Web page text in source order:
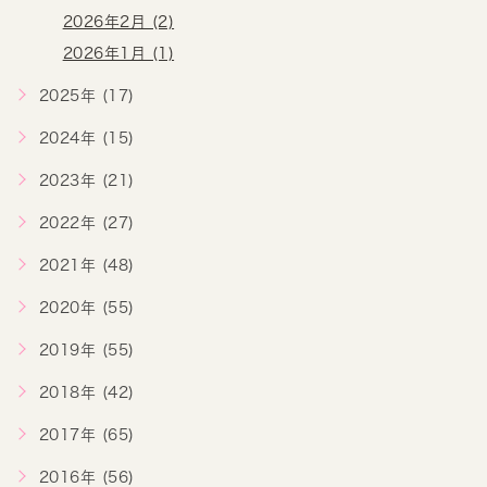
2026年2月 (2)
2026年1月 (1)
2025年 (17)
2024年 (15)
2023年 (21)
2022年 (27)
2021年 (48)
2020年 (55)
2019年 (55)
2018年 (42)
2017年 (65)
2016年 (56)